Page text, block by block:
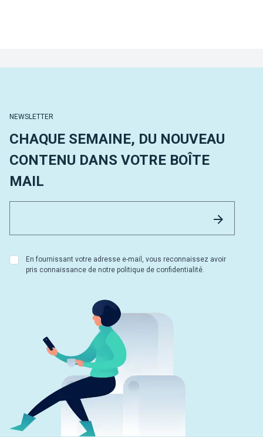
NEWSLETTER
CHAQUE SEMAINE, DU NOUVEAU
CONTENU DANS VOTRE BOÎTE
MAIL
En fournissant votre adresse e-mail, vous reconnaissez avoir
pris connaissance de notre politique de confidentialité.